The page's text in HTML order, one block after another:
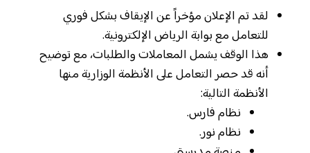
لقد تم الإعلان مؤخراً عن الإيقاف بشكل فوري
للتعامل مع بوابة الرياض الإلكترونية.
هذا الوقف يشمل المعاملات والطلبات، مع توضيح
أنه قد حصر التعامل على الأنظمة الوزارية منها
الأنظمة التالية:
نظام فارس.
نظام نور.